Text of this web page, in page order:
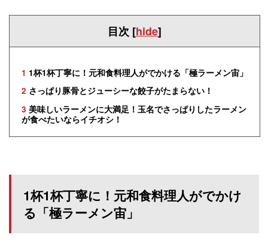
目次 [hide]
1 1杯1杯丁寧に！元和食料理人がでかける「極ラーメン宙」
2 さっぱり豚骨とジューシーな餃子がたまらない！
3 美味しいラーメンに大満足！玉名でさっぱりしたラーメン
が食べたいならイチオシ！
1杯1杯丁寧に！元和食料理人がでかけ
る「極ラーメン宙」